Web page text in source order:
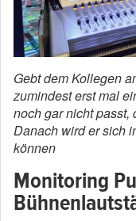
Gebt dem Kollegen
zumindest erst mal
noch gar nicht passt,
Danach wird er sich
können
Monitoring